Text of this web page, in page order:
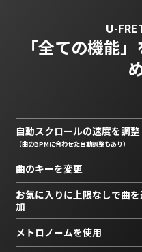
U-
「全ての機能」
自動スクロールの速度を調整
（曲のBPMに合わせた自動調整もあり）
曲のキーを変更
お気に入りに上限なしで曲
加
メトロノームを使用